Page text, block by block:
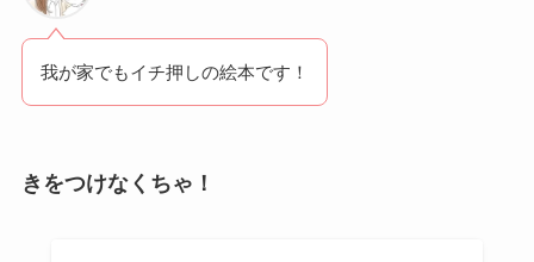
我が家でもイチ押しの絵本です！
きをつけなくちゃ！